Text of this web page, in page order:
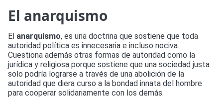
El anarquismo
El anarquismo, es una doctrina que sostiene que toda
autoridad política es innecesaria e incluso nociva.
Cuestiona además otras formas de autoridad como la
jurídica y religiosa porque sostiene que una sociedad justa
solo podría lograrse a través de una abolición de la
autoridad que diera curso a la bondad innata del hombre
para cooperar solidariamente con los demás.